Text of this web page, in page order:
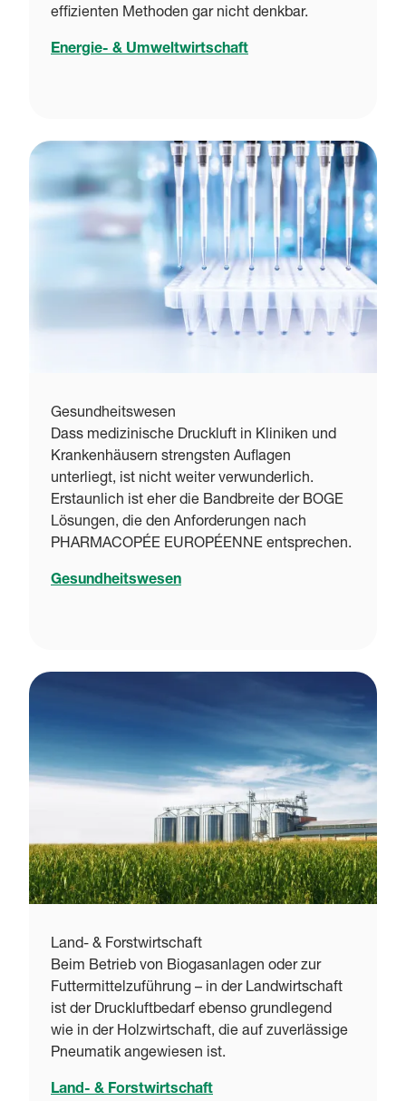
effizienten Methoden gar nicht denkbar.
Energie- & Umweltwirtschaft
Gesundheitswesen
Dass medizinische Druckluft in Kliniken und
Krankenhäusern strengsten Auflagen
unterliegt, ist nicht weiter verwunderlich.
Erstaunlich ist eher die Bandbreite der BOGE
Lösungen, die den Anforderungen nach
PHARMACOPÉE EUROPÉENNE entsprechen.
Gesundheitswesen
Land- & Forstwirtschaft
Beim Betrieb von Biogasanlagen oder zur
Futtermittelzuführung – in der Landwirtschaft
ist der Druckluftbedarf ebenso grundlegend
wie in der Holzwirtschaft, die auf zuverlässige
Pneumatik angewiesen ist.
Land- & Forstwirtschaft